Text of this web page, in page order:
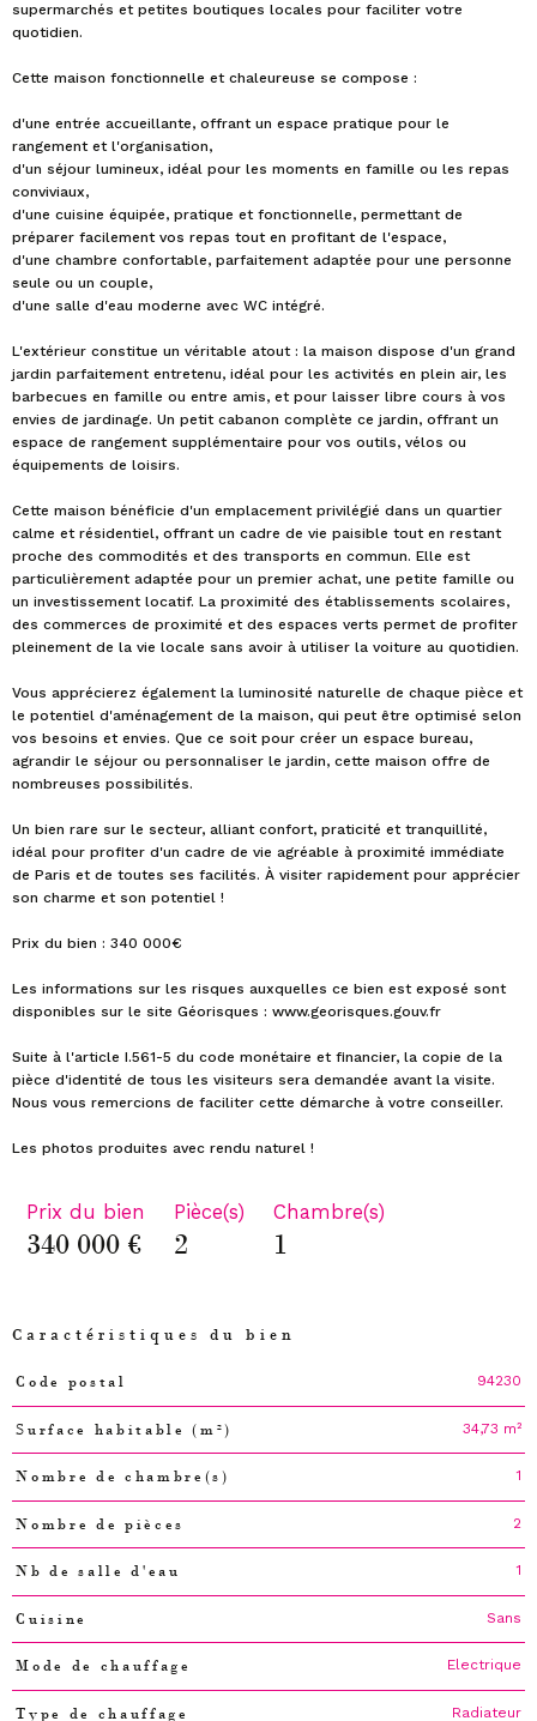
supermarchés et petites boutiques locales pour faciliter votre
quotidien.
Cette maison fonctionnelle et chaleureuse se compose :
d'une entrée accueillante, offrant un espace pratique pour le
rangement et l'organisation,
d'un séjour lumineux, idéal pour les moments en famille ou les repas
conviviaux,
d'une cuisine équipée, pratique et fonctionnelle, permettant de
préparer facilement vos repas tout en profitant de l'espace,
d'une chambre confortable, parfaitement adaptée pour une personne
seule ou un couple,
d'une salle d'eau moderne avec WC intégré.
L'extérieur constitue un véritable atout : la maison dispose d'un grand
jardin parfaitement entretenu, idéal pour les activités en plein air, les
barbecues en famille ou entre amis, et pour laisser libre cours à vos
envies de jardinage. Un petit cabanon complète ce jardin, offrant un
espace de rangement supplémentaire pour vos outils, vélos ou
équipements de loisirs.
Cette maison bénéficie d'un emplacement privilégié dans un quartier
calme et résidentiel, offrant un cadre de vie paisible tout en restant
proche des commodités et des transports en commun. Elle est
particulièrement adaptée pour un premier achat, une petite famille ou
un investissement locatif. La proximité des établissements scolaires,
des commerces de proximité et des espaces verts permet de profiter
pleinement de la vie locale sans avoir à utiliser la voiture au quotidien.
Vous apprécierez également la luminosité naturelle de chaque pièce et
le potentiel d'aménagement de la maison, qui peut être optimisé selon
vos besoins et envies. Que ce soit pour créer un espace bureau,
agrandir le séjour ou personnaliser le jardin, cette maison offre de
nombreuses possibilités.
Un bien rare sur le secteur, alliant confort, praticité et tranquillité,
idéal pour profiter d'un cadre de vie agréable à proximité immédiate
de Paris et de toutes ses facilités. À visiter rapidement pour apprécier
son charme et son potentiel !
Prix du bien : 340 000€
Les informations sur les risques auxquelles ce bien est exposé sont
disponibles sur le site Géorisques : www.georisques.gouv.fr
Suite à l'article I.561-5 du code monétaire et financier, la copie de la
pièce d'identité de tous les visiteurs sera demandée avant la visite.
Nous vous remercions de faciliter cette démarche à votre conseiller.
Prix du bien
340 000 €
Pièce(s)
2
Chambre(s)
1
Caractéristiques du bien
Caractéristiques
Code postal 94230
Surface habitable (m²) 34,73 m²
Nombre de chambre(s) 1
Nombre de pièces 2
Nb de salle d'eau 1
Cuisine Sans
Mode de chauffage Electrique
Type de chauffage Radiateur